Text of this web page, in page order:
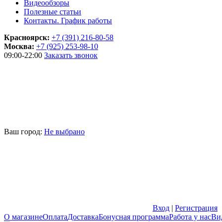
Видеообзоры
Полезные статьи
Контакты. График работы
Красноярск: +7 (391) 216-80-58
Москва: +7 (925) 253-98-10
09:00-22:00 Заказать звонок
Ваш город: Не выбрано
Вход | Регистрация
О магазинеОплатаДоставкаБонусная программаРабота у нас